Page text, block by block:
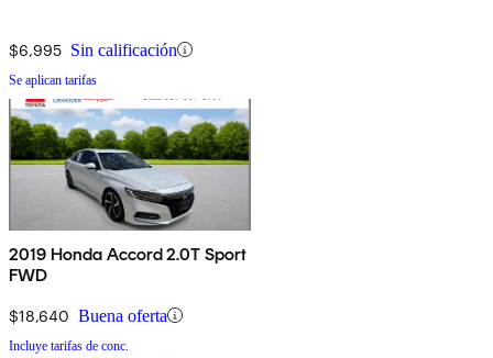
$6,995 Sin calificación
Se aplican tarifas
2019 Honda Accord 2.0T Sport
FWD
$18,640 Buena oferta
Incluye tarifas de conc.